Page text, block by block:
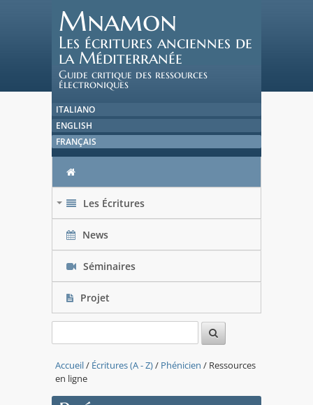
Mnamon
Les écritures anciennes de
la Méditerranée
Guide critique des ressources
électroniques
ITALIANO
ENGLISH
FRANÇAIS
Les Écritures
News
Séminaires
Projet
Accueil/ Écritures (A - Z)/ Phénicien / Ressources
en ligne